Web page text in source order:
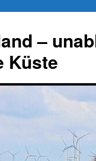
–
Küste